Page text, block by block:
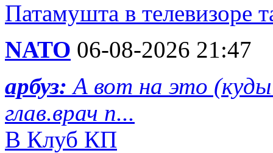
Патамушта в телевизоре
NATO 06-08-2026 21:47
арбуз:А вот на это
глав.врач п...
В Клуб КП